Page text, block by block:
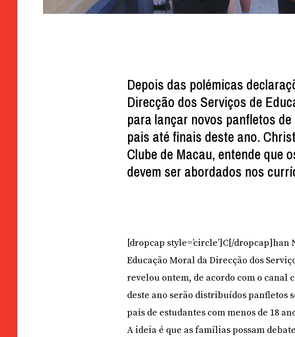
Depois das polémicas
Direcção dos Serviços de
para lançar novos panfletos
pais até finais deste ano.
Clube de Macau, entende que
devem ser abordados nos
[dropcap style=’circle’]C[/
Educação Moral da Direcção dos
revelou ontem, de acordo com o canal
deste ano serão distribuídos panfletos
pais de estudantes com menos de 18
A ideia é que as famílias possam